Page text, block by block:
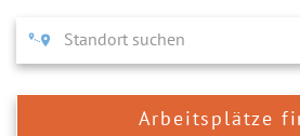
Arbeitsplätze